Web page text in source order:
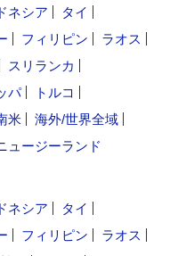
ネシア
タイ
フィリピン
ラオス
スリランカ
パ
トルコ
米
海外/世界全域
ュージーランド
ネシア
タイ
フィリピン
ラオス